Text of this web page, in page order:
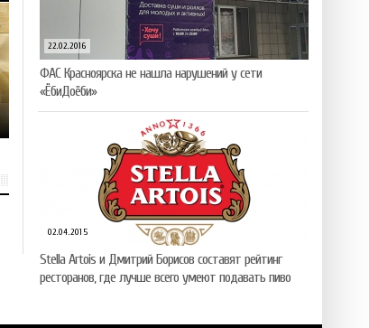
22.02.2016
ФАС Красноярска не нашла нарушений у сети
«ЁбиДоёби»
02.04.2015
Stella Artois и Дмитрий Борисов составят рейтинг
ресторанов, где лучше всего умеют подавать пиво